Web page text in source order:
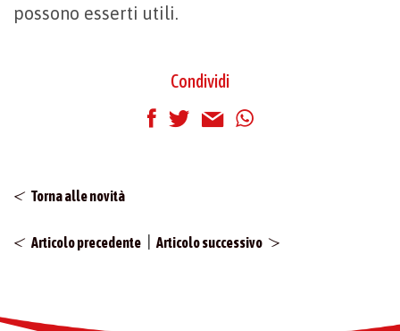
possono esserti utili.
Condividi
Torna alle novità
Articolo precedente | Articolo successivo